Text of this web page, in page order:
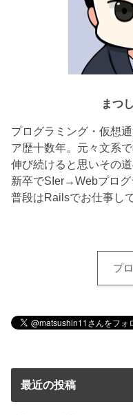
まつ
プログラミング・仮想
ア歴十数年。元々文系
伸び続けると思いその道
新卒でSIer→Webプロ
普段はRailsでお仕事し
プ
最近の投稿